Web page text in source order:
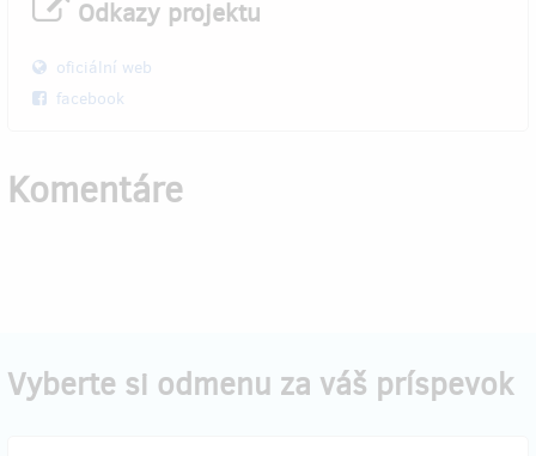
Odkazy projektu
oficiální web
facebook
Komentáre
Vyberte si odmenu za váš príspevok